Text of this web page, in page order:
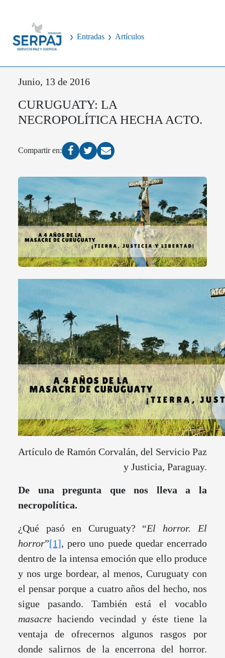
Entradas Artículos
Junio, 13 de 2016
CURUGUATY: LA
NECROPOLÍTICA HECHA ACTO.
Compartir en:
Artículo de Ramón Corvalán, del Servicio Paz
y Justicia, Paraguay.
De una pregunta que nos lleva a la
necropolítica.
¿Qué pasó en Curuguaty? “El horror. El
horror”[1], pero uno puede quedar encerrado
dentro de la intensa emoción que ello produce
y nos urge bordear, al menos, Curuguaty con
el pensar porque a cuatro años del hecho, nos
sigue pasando. También está el vocablo
masacre haciendo vecindad y éste tiene la
ventaja de ofrecernos algunos rasgos por
donde salirnos de la encerrona del horror.